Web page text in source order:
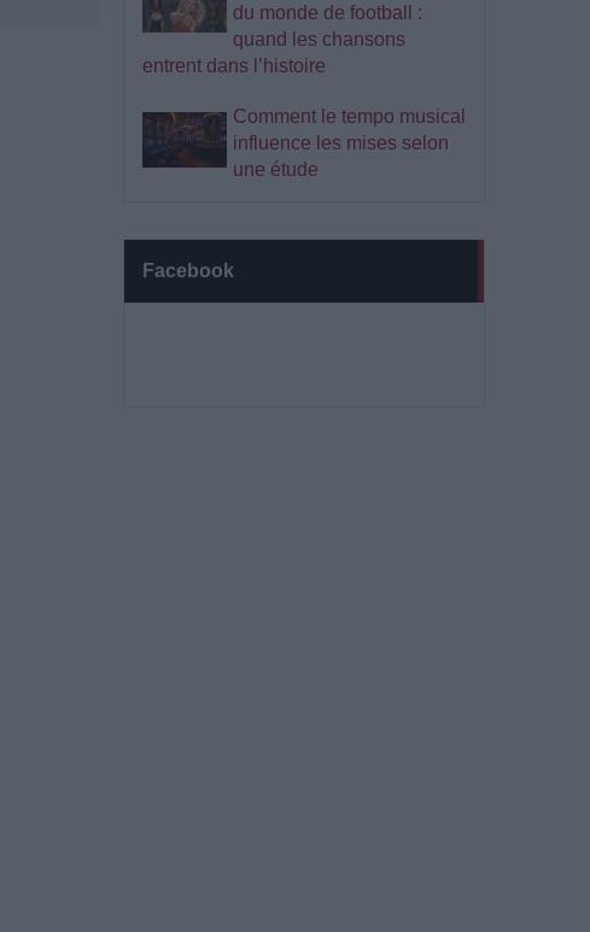
du monde de football :
quand les chansons
entrent dans l’histoire
Comment le tempo musical
influence les mises selon
une étude
Facebook